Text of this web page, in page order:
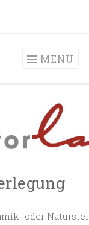
MENÜ
oder